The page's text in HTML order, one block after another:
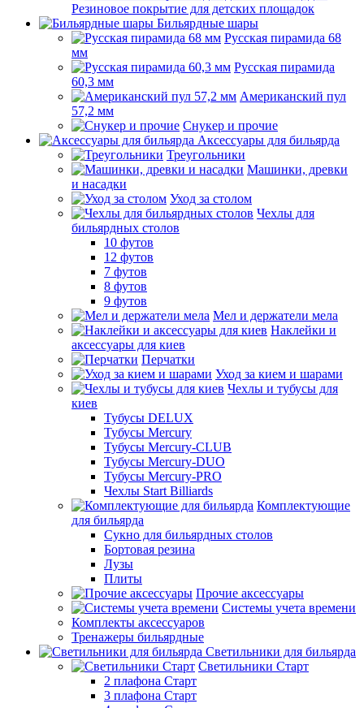
Резиновое покрытие для детских площадок
Бильярдные шары
Русская пирамида 68
мм
Русская пирамида
60,3 мм
Американский пул
57,2 мм
Снукер и прочие
Аксессуары для бильярда
Треугольники
Машинки, древки
и насадки
Уход за столом
Чехлы для
бильярдных столов
10 футов
12 футов
7 футов
8 футов
9 футов
Мел и держатели мела
Наклейки и
аксессуары для киев
Перчатки
Уход за кием и шарами
Чехлы и тубусы для
киев
Тубусы DELUX
Тубусы Mercury
Тубусы Mercury-CLUB
Тубусы Mercury-DUO
Тубусы Mercury-PRO
Чехлы Start Billiards
Комплектующие
для бильярда
Сукно для бильярдных столов
Бортовая резина
Лузы
Плиты
Прочие аксессуары
Системы учета времени
Комплекты аксессуаров
Тренажеры бильярдные
Светильники для бильярда
Светильники Старт
2 плафона Старт
3 плафона Старт